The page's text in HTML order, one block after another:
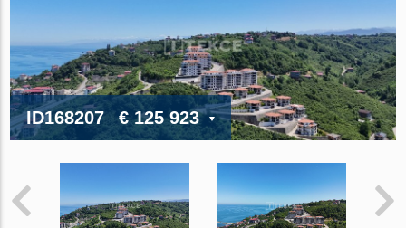
ID168207 € 125 923